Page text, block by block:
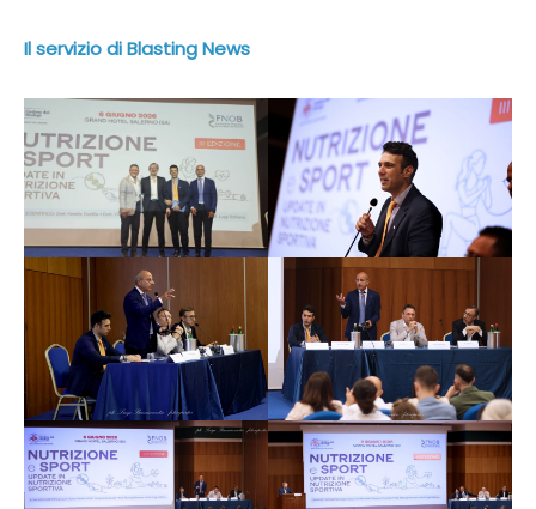
Il servizio di Blasting News